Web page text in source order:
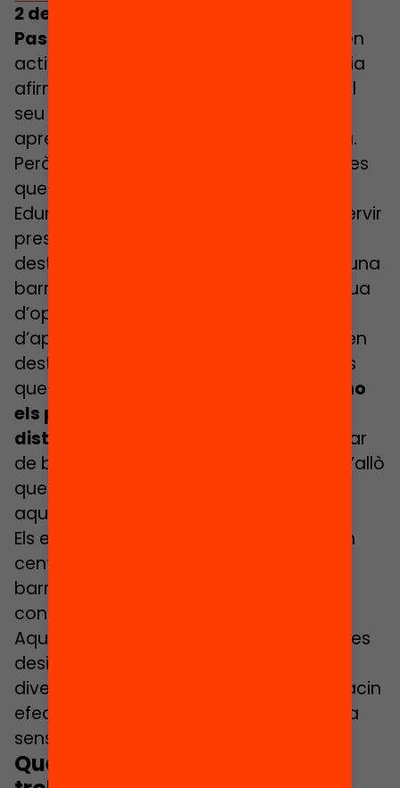
2 de cada 3 infants han fet servir el
Passaport Edunauta
per a participar en
activitats dins del seu territori i la majoria
afirma que els ha permès apropar-se al
seu entorn i entitats, descobrir nous
aprenentatges i fer activitats en família.
Però, què passa amb el 33% dels alumnes
que no han emprat el Passaport
Edunauta? Els infants que no l’han fet servir
presenten motius diversos però se’n
destaquen aquelles que són limitants i una
barrera d’accés que suposen una pèrdua
d’oportunitat per a gaudir d’espais
d’aprenentatges reptadors. Els infants en
destaquen que les principals limitacions
que tenen són
que les seves famílies no
els poden acompanyar, el cost i la
distància de les activitats;
ense deixar
de banda la baixa percepció de valor d’allò
que poden descobrir i aprendre en
aquestes activitats.
Els espais de reflexió de la jornada s’han
centrat en reflexionar sobre aquestes
barreres a l’accés i aprofundir en el
coneixement de les causes i els motius.
Aquest és un exercici clau per abordar les
desigualtats socioeconòmiques amb
diverses estratègies i actuacions que facin
efectiu el dret a una educació ampliada
sense deixar cap infant enrere.
Què ens emportem d’aquesta